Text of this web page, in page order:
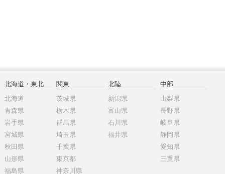
北海道・東北
北海道
青森県
岩手県
宮城県
秋田県
山形県
福島県
関東
茨城県
栃木県
群馬県
埼玉県
千葉県
東京都
神奈川県
北陸
新潟県
富山県
石川県
福井県
中部
山梨県
長野県
岐阜県
静岡県
愛知県
三重県